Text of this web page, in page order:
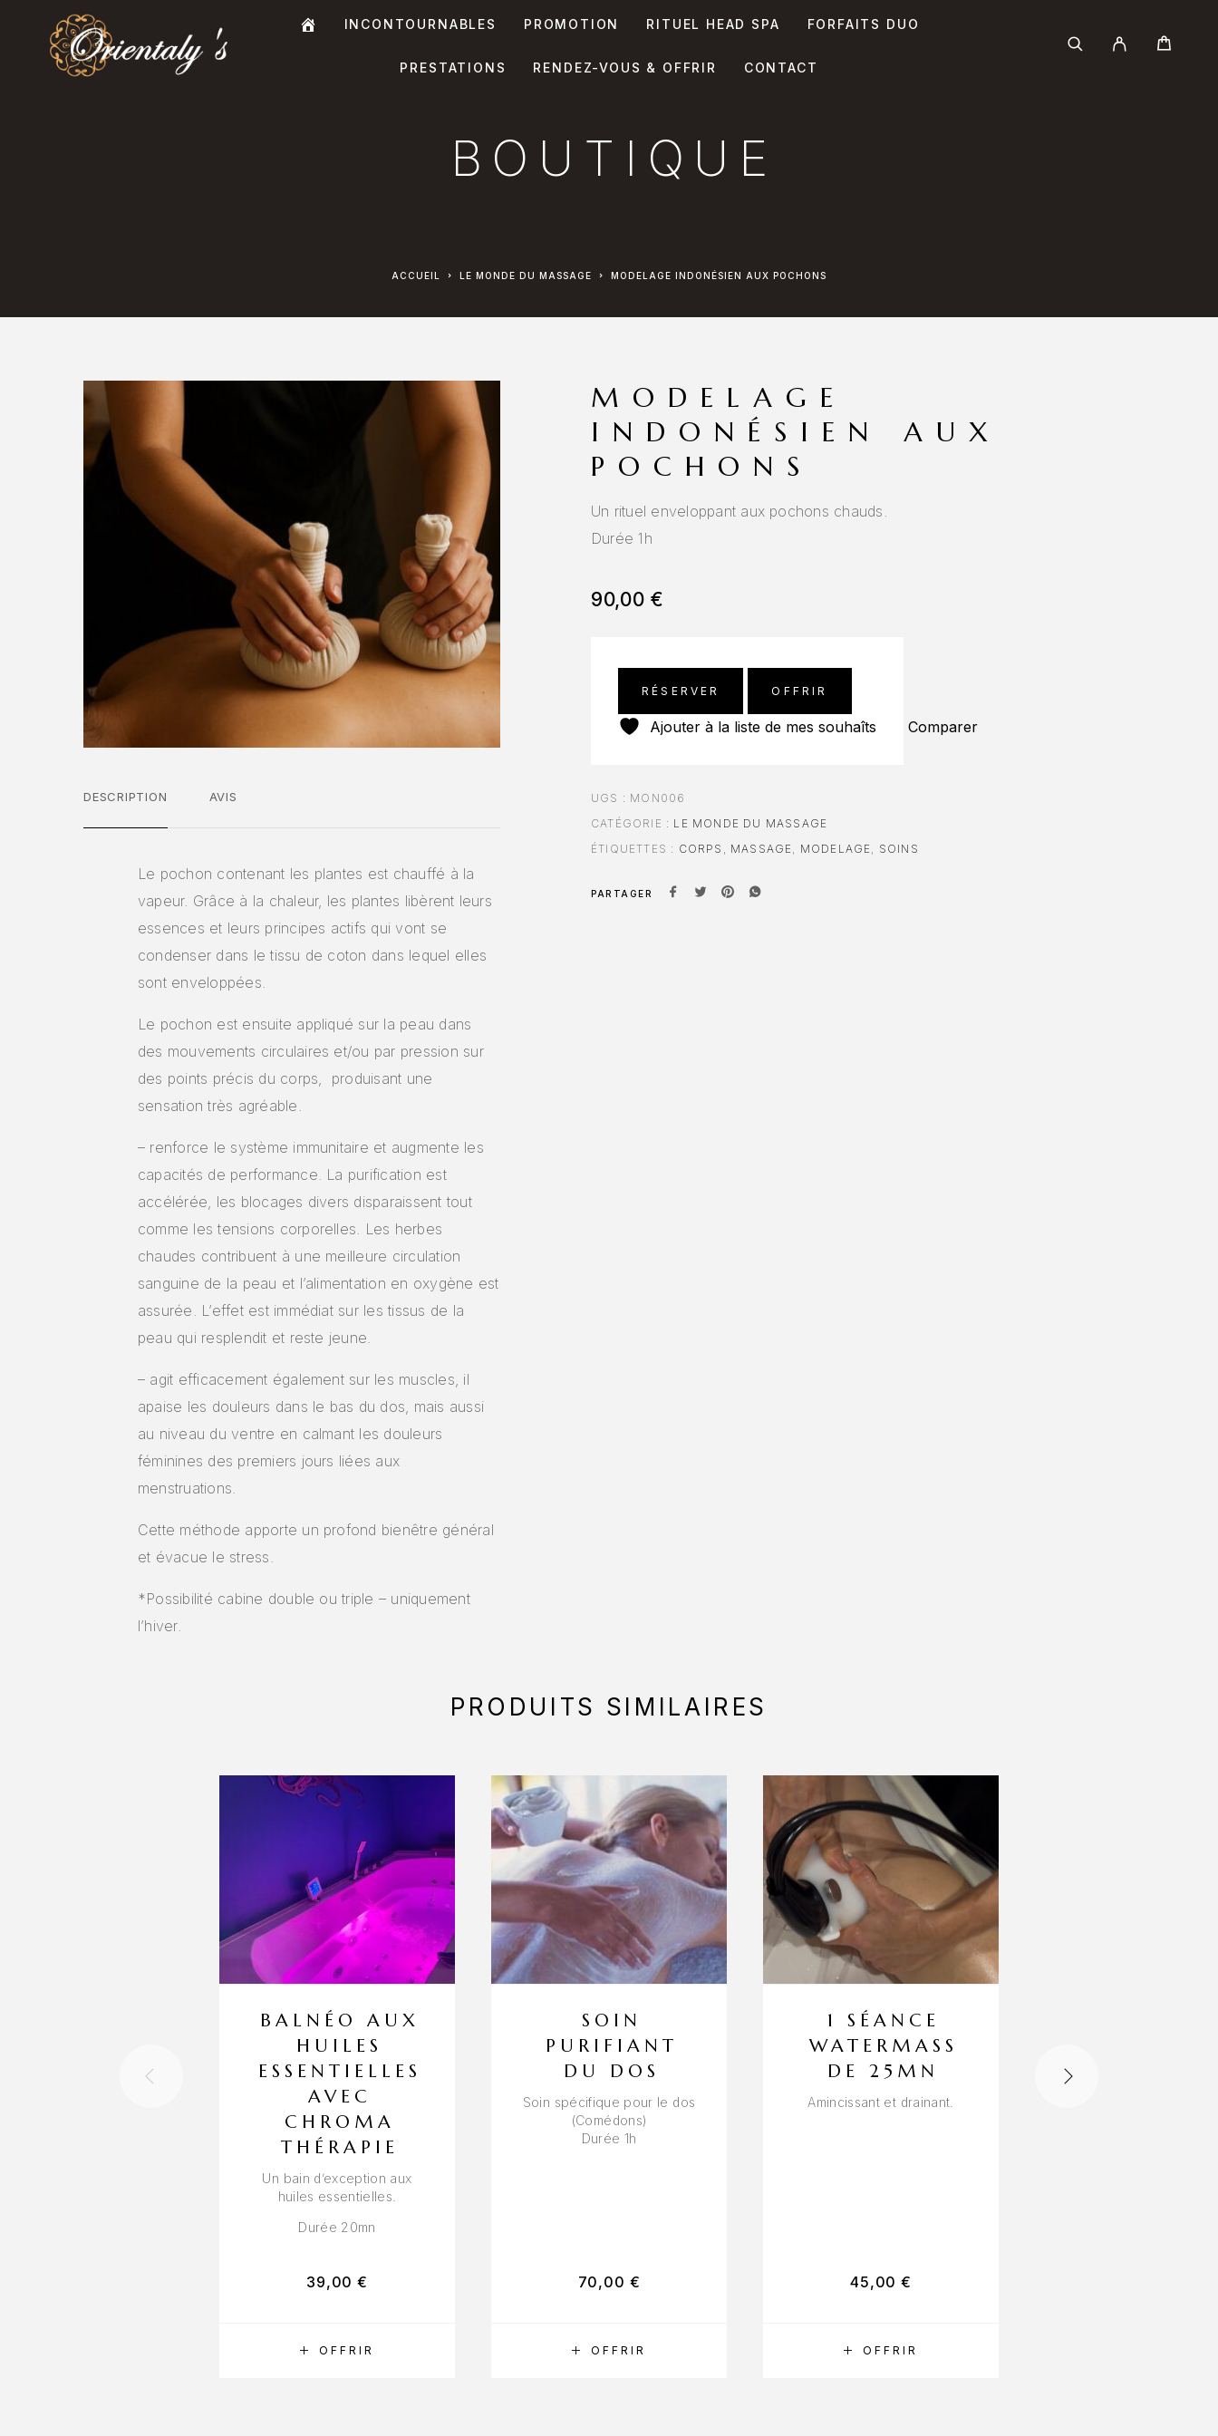
A
INCONTOURNABLES PROMOTION RITUEL HEAD SPA FORFAITS DUO
PRESTATIONS RENDEZ-VOUS & OFFRIR CONTACT
BOUTIQUE
ACCUEIL LE MONDE DU MASSAGE MODELAGE INDONÉSIEN AUX POCHONS
DESCRIPTION AVIS
Le pochon contenant les plantes est chauffé à la
vapeur. Grâce à la chaleur, les plantes libèrent leurs
essences et leurs principes actifs qui vont se
condenser dans le tissu de coton dans lequel elles
sont enveloppées.
Le pochon est ensuite appliqué sur la peau dans
des mouvements circulaires et/ou par pression sur
des points précis du corps, produisant une
sensation très agréable.
– renforce le système immunitaire et augmente les
capacités de performance. La purification est
accélérée, les blocages divers disparaissent tout
comme les tensions corporelles. Les herbes
chaudes contribuent à une meilleure circulation
sanguine de la peau et l’alimentation en oxygène est
assurée. L’effet est immédiat sur les tissus de la
peau qui resplendit et reste jeune.
– agit efficacement également sur les muscles, il
apaise les douleurs dans le bas du dos, mais aussi
au niveau du ventre en calmant les douleurs
féminines des premiers jours liées aux
menstruations.
Cette méthode apporte un profond bienêtre général
et évacue le stress.
*Possibilité cabine double ou triple – uniquement
l’hiver.
MODELAGE
INDONÉSIEN AUX
POCHONS
Un rituel enveloppant aux pochons chauds.
Durée 1h
90,00 €
RÉSERVER OFFRIR
Ajouter à la liste de mes souhaîts Comparer
UGS : MON006
CATÉGORIE : LE MONDE DU MASSAGE
ÉTIQUETTES : CORPS , MASSAGE, MODELAGE, SOINS
PARTAGER
PRODUITS SIMILAIRES
RÉSERVER
OFFRIR
BALNÉO AUX
HUILES
ESSENTIELLES
AVEC
CHROMA
THÉRAPIE
Un bain d’exception aux
huiles essentielles.
Durée 20mn
39,00 €
RÉSERVER
OFFRIR
SOIN
PURIFIANT
DU DOS
Soin spécifique pour le dos
(Comédons)
Durée 1h
70,00 €
RÉSERVER
OFFRIR
1 SÉANCE
WATERMASS
DE 25MN
Amincissant et drainant.
45,00 €
Une bulle de bien-être